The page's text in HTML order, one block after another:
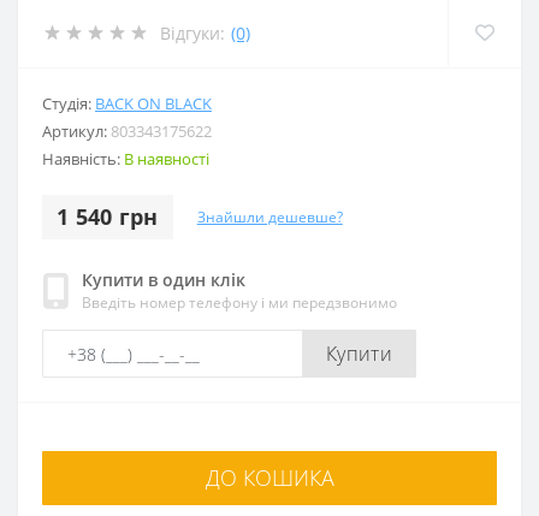
Відгуки: (0)
Студія: BACK ON BLACK
Артикул: 803343175622
Наявність: В наявності
1 540 грн Знайшли дешевше?
Купити в один клік
Введіть номер телефону і ми передзвонимо
Купити
ДО КОШИКА